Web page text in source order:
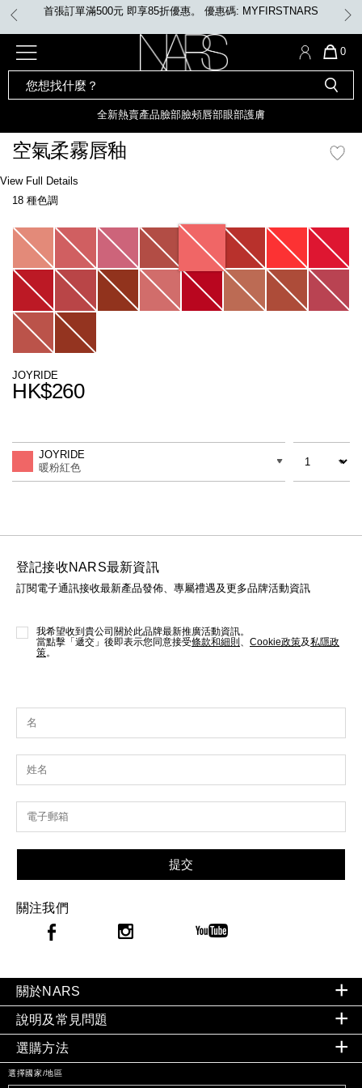
首張訂單滿500元 即享85折優惠。 優惠碼: MYFIRSTNARS
選單"
Nars
0
SEARCH
CATALOG
全新熱賣產品臉部臉頰唇部眼部護膚
全新LIGHT REFLECTING™ 原生光
亮肌卸妝油
全新色調LIGHT REFLECTING™ 原
生光幻彩蜜粉餅
全新 INSATIABLE炫彩緞光胭脂液
AFTERGLOW 悅光唇彩​
全新LIGHT REFLECTING™ 原生光
亮肌系列
線上購物禮遇
電子禮品卡
線上虛擬試妝
亮肌卸妝油
彩妝組合及禮品
臉部
唇部
眼部
粉底
胭脂
唇膏
瀏覽全部
熱賣產品
空氣柔霧唇釉
Details
/zh/
Item
999NAC0000114_hk
View Full Details
18 種色調
Variations
JOYRIDE
HK$260
to
cart
options
Actions
差別
JOYRIDE
暖粉紅色
數量
登記接收NARS最新資訊
訂閱電子通訊接收最新產品發佈、專屬禮遇及更多品牌活動資訊
我希望收到貴公司關於此品牌最新推廣活動資訊。
當點擊「遞交」後即表示您同意接受條款和細則 Cookie政策及私隱政
策。
提交
關注我們
關於NARS
說明及常見問題
選購方法
選擇國家/地區